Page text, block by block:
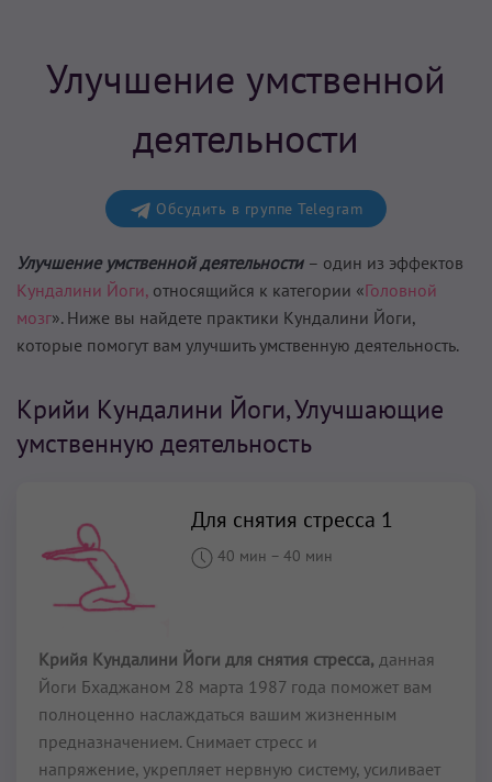
Улучшение умственной
деятельности
Обсудить в группе Telegram
Улучшение умственной деятельности – один из эффектов
Кундалини Йоги, относящийся к категории «Головной
мозг». Ниже вы найдете практики Кундалини Йоги,
которые помогут вам улучшить умственную деятельность.
Крийи Кундалини Йоги, Улучшающие
умственную деятельность
Для снятия стресса 1
40 мин –40 мин
Крийя Кундалини Йоги для снятия стресса, данная
Йоги Бхаджаном 28 марта 1987 года поможет вам
полноценно наслаждаться вашим жизненным
предназначением. Снимает стресс и
напряжение, укрепляет нервную систему, усиливает